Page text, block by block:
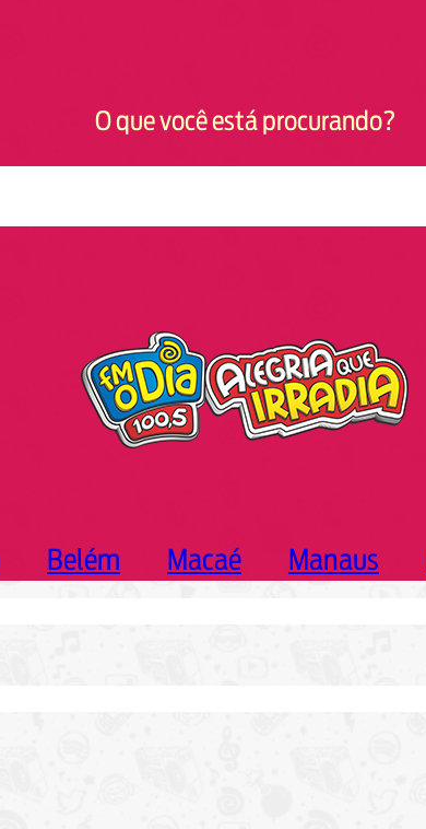
O que você está procurando?
Belém Macaé Manaus